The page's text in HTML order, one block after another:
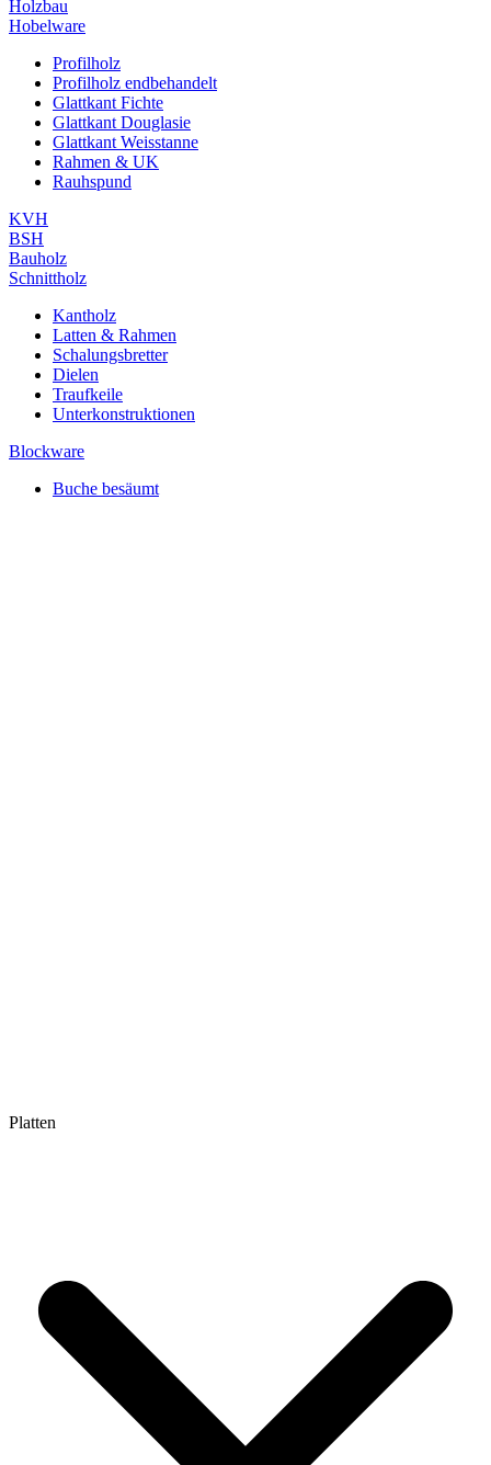
Holzbau
Hobelware
Profilholz
Profilholz endbehandelt
Glattkant Fichte
Glattkant Douglasie
Glattkant Weisstanne
Rahmen & UK
Rauhspund
KVH
BSH
Bauholz
Schnittholz
Kantholz
Latten & Rahmen
Schalungsbretter
Dielen
Traufkeile
Unterkonstruktionen
Blockware
Buche besäumt
Platten